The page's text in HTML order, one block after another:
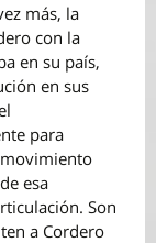
más, la
con la
en su país,
en sus
para
esa
Son
a Cordero